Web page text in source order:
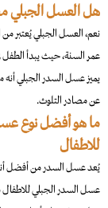
هل العسل الجبلي
نعم، العسل الجبلي يُعتبر
عمر السنة، حيث يبدأ
يميز عسل السدر الجبلي أنه
عن مصادر التلوث.
ما هو أفضل نوع
للاطفال
يُعد عسل السدر من أفضل
عسل السدر الجبلي للاطفال